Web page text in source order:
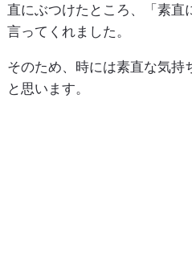
直にぶつけたところ、「素直
言ってくれました。
そのため、時には素直な気持
と思います。